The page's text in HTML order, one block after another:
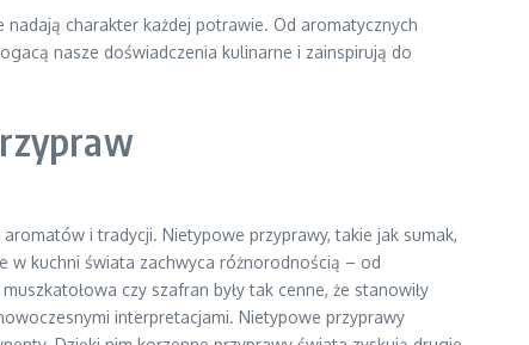
charakter każdej potrawie. Od aromatycznych
nasze doświadczenia kulinarne i zainspirują do
i tradycji. Nietypowe przyprawy, takie jak sumak,
w kuchni świata zachwyca różnorodnością – od
czy szafran były tak cenne, że stanowiły
interpretacjami. Nietypowe przyprawy